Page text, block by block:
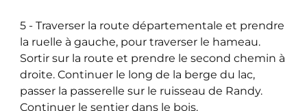
5 - Traverser la route départementale et prendre
la ruelle à gauche, pour traverser le hameau.
Sortir sur la route et prendre le second chemin à
droite. Continuer le long de la berge du lac,
passer la passerelle sur le ruisseau de Randy.
Continuer le sentier dans le bois.